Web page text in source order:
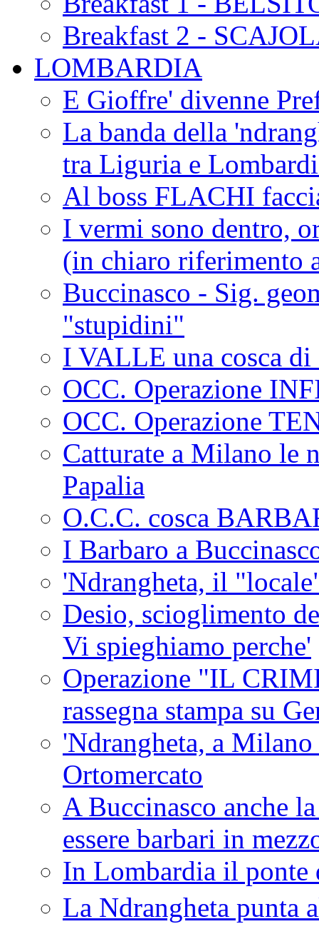
Breakfast 2 -
LOMBARDIA
E Gioffre' divenne
La banda della
tra Liguria e
Al boss FLACHI
I vermi sono dentro,
(in chiaro riferimento
Buccinasco - Sig.
"stupidini"
I VALLE una cosca
OCC. Operazione
OCC. Operazione
Catturate a Milano le
Papalia
O.C.C. cosca
I Barbaro a
'Ndrangheta, il
Desio, scioglimento
Vi spieghiamo perche'
Operazione "IL
rassegna stampa su
'Ndrangheta, a Milano
Ortomercato
A Buccinasco anche
essere barbari in
In Lombardia il ponte
La Ndrangheta